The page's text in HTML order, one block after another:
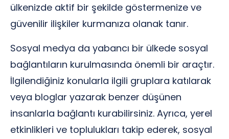
ülkenizde aktif bir şekilde göstermenize ve
güvenilir ilişkiler kurmanıza olanak tanır.
Sosyal medya da yabancı bir ülkede sosyal
bağlantıların kurulmasında önemli bir araçtır.
İlgilendiğiniz konularla ilgili gruplara katılarak
veya bloglar yazarak benzer düşünen
insanlarla bağlantı kurabilirsiniz. Ayrıca, yerel
etkinlikleri ve toplulukları takip ederek, sosyal